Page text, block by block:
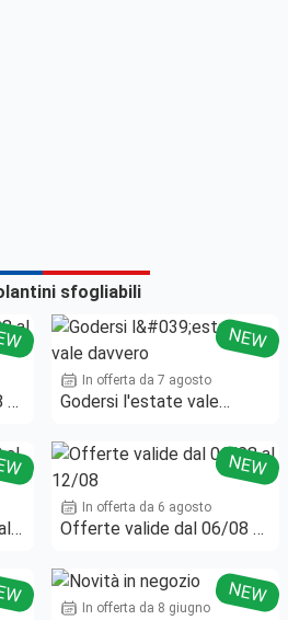
sfogliabili
al
NEW
In offerta da 7 agosto
Godersi l'estate vale
NEW
In offerta da 6 agosto
Offerte valide dal 06/08 al
NEW
In offerta da 8 giugno